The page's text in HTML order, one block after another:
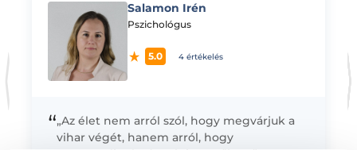
Salamon Irén
Pszichológus
5.0 4 értékelés
“„Az élet nem arról szól, hogy megvárjuk a
vihar végét, hanem arról, hogy